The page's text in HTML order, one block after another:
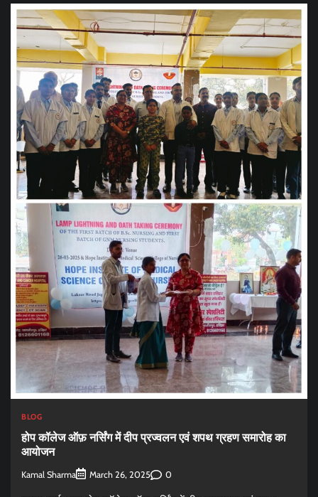
BLOG
होप कॉलेज ऑफ़ नर्सिंग में दीप प्रज्वलन एवं शपथ ग्रहण समारोह का
आयोजन
Kamal Sharma March 26, 2025 0